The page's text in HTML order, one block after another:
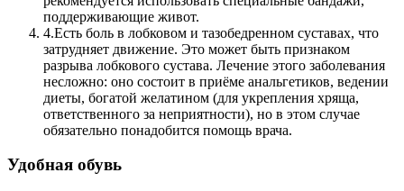
поддерживающие живот.
4.Есть боль в лобковом и тазобедренном суставах, что
затрудняет движение. Это может быть признаком
разрыва лобкового сустава. Лечение этого заболевания
несложно: оно состоит в приёме анальгетиков, ведении
диеты, богатой желатином (для укрепления хряща,
ответственного за неприятности), но в этом случае
обязательно понадобится помощь врача.
Удобная обувь